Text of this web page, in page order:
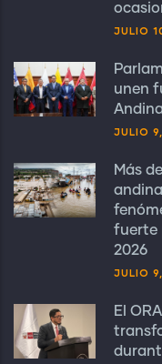
JULIO
unen
JULIO
Más
fuerte
2026
JULIO
El